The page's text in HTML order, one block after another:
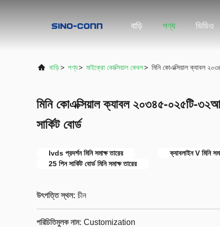
বাড়ি পণ্য ভিডিও
বাড়ি> পণ্য> মাইক্রো কোক্সিয়াল কেবল> মিনি কোএক্সিয়াল ক্যাবল
মিনি কোএক্সিয়াল ক্যাবল ২০৩৪৫-০২৫টি-
সার্কিট বোর্ড
lvds প্রদর্শন মিনি সমাক্ষ তারের
ক্যাবলাইন V মিনি
25 পিন সার্কিট বোর্ড মিনি সমাক্ষ তারের
উৎপত্তি স্থল: চীন
পরিচিতিমুলক নাম: Customization